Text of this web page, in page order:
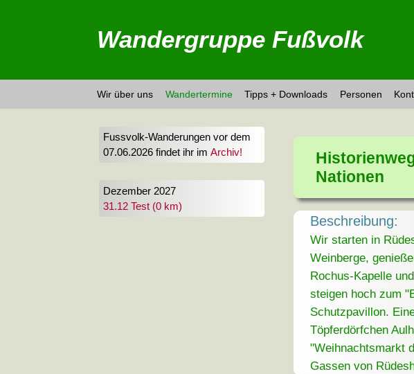
Wandergruppe Fußvolk
Wir über uns Wandertermine Tipps + Downloads Personen
Fussvolk-Wanderungen vor dem
07.06.2026 findet ihr im Archiv!
Dezember 2027
31.12 Test (0 km)
Nationen
Beschreibung:
Wir starten in
Weinberge,
Rochus-Kapelle
steigen hoch zum
Schutzpavillon.
Töpferdörfchen
"Weihnachtsmarkt
Gassen von